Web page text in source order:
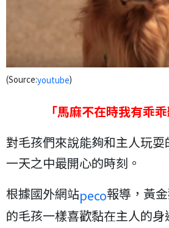
(Source:youtube)
「馬麻不在時我有乖
對毛孩們來說能夠和主人玩
一天之中最開心的時刻。
根據國外網站peco報導，黃
的毛孩一樣喜歡黏在主人的